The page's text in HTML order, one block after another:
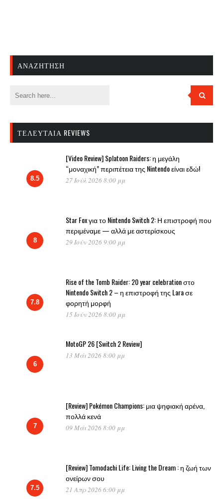
ΑΝΑΖΉΤΗΣΗ
ΤΕΛΕΥΤΑΊΑ REVIEWS
8.5
[Video Review] Splatoon Raiders: η μεγάλη
“μοναχική” περιπέτεια της Nintendo είναι εδώ!
27 Ιούλ 2026 8:00 μμ
8
Star Fox για το Nintendo Switch 2: Η επιστροφή που
περιμέναμε — αλλά με αστερίσκους
29 Ιούν 2026 9:00 μμ
7.8
Rise of the Tomb Raider: 20 year celebration στο
Nintendo Switch 2 – η επιστροφή της Lara σε
φορητή μορφή
15 Ιούν 2026 8:00 μμ
6
MotoGP 26 [Switch 2 Review]
13 Μάι 2026 8:00 μμ
7
[Review] Pokémon Champions: μια ψηφιακή αρένα,
πολλά κενά
09 Μάι 2026 8:00 μμ
7.5
[Review] Tomodachi Life: Living the Dream : η ζωή των
ονείρων σου
21 Απρ 2026 6:00 μμ